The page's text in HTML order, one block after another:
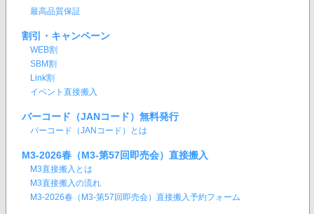
最高品質保証
割引・キャンペーン
WEB割
SBM割
Link割
イベント直接搬入
バーコード（JANコード）無料発行
バーコード（JANコード）とは
M3-2026春（M3-第57回即売会）直接搬入
M3直接搬入とは
M3直接搬入の流れ
M3-2026春（M3-第57回即売会）直接搬入予約フォーム